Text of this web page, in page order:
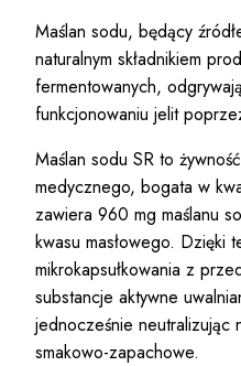
Maślan sodu, będący
naturalnym składnikiem
fermentowanych,
funkcjonowaniu jelit
Maślan sodu SR to
medycznego, bogata w
zawiera 960 mg maślanu
kwasu masłowego. Dzięki
mikrokapsułkowania z
substancje aktywne
jednocześnie neutralizując
smakowo-zapachowe.